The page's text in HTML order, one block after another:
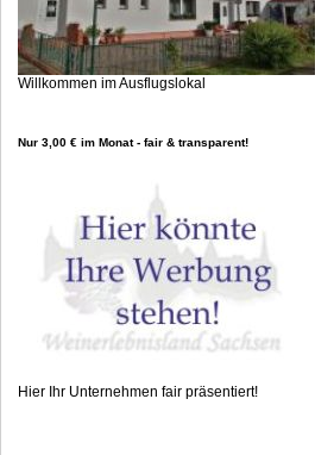
Willkommen im Ausflugslokal
Nur 3,00 € im Monat - fair & transparent!
Hier Ihr Unternehmen fair präsentiert!